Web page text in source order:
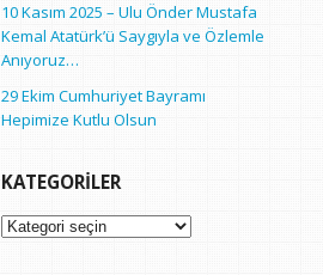
10 Kasım 2025 – Ulu Önder Mustafa
Kemal Atatürk’ü Saygıyla ve Özlemle
Anıyoruz…
29 Ekim Cumhuriyet Bayramı
Hepimize Kutlu Olsun
KATEGORILER
Kategoriler